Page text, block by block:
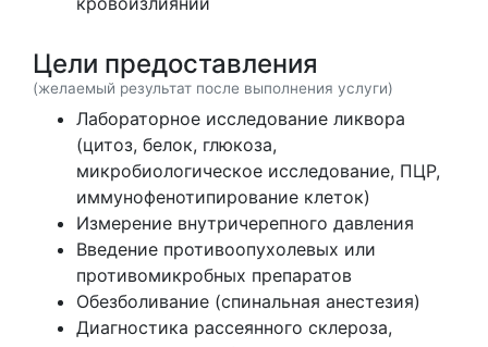
Цели предоставления
(желаемый результат после выполнения услуги)
Лабораторное исследование ликвора
(цитоз, белок, глюкоза,
микробиологическое исследование, ПЦР,
иммунофенотипирование клеток)
Измерение внутричерепного давления
Введение противоопухолевых или
противомикробных препаратов
Обезболивание (спинальная анестезия)
Диагностика рассеянного склероза,